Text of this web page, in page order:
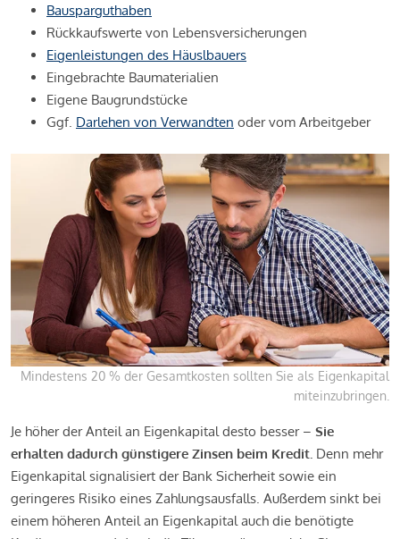
Bausparguthaben
Rückkaufswerte von Lebensversicherungen
Eigenleistungen des Häuslbauers
Eingebrachte Baumaterialien
Eigene Baugrundstücke
Ggf. Darlehen von Verwandten oder vom Arbeitgeber
Mindestens 20 % der Gesamtkosten sollten Sie als Eigenkapital
miteinzubringen.
Je höher der Anteil an Eigenkapital desto besser – Sie
erhalten dadurch günstigere Zinsen beim Kredit. Denn mehr
Eigenkapital signalisiert der Bank Sicherheit sowie ein
geringeres Risiko eines Zahlungsausfalls. Außerdem sinkt bei
einem höheren Anteil an Eigenkapital auch die benötigte